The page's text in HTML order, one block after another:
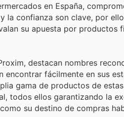
en España,
la confianza son clave, por
su apuesta por productos
destacan nombres
fácilmente en sus
gama de productos de
todos ellos garantizando la
su destino de compras